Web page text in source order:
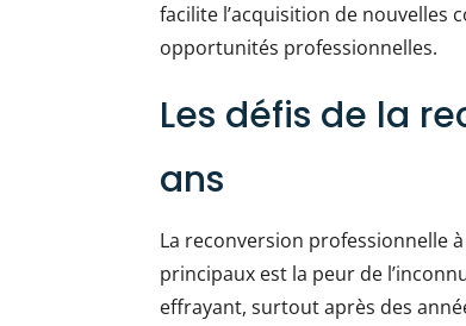
facilite l’acquisition de nouvelles
opportunités professionnelles.
Les défis de la
ans
La reconversion professionnelle
principaux est la peur de
effrayant, surtout après des